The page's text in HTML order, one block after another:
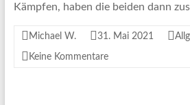
Kämpfen, haben die beiden dann
Michael W. 31. Mai 2021
Keine Kommentare